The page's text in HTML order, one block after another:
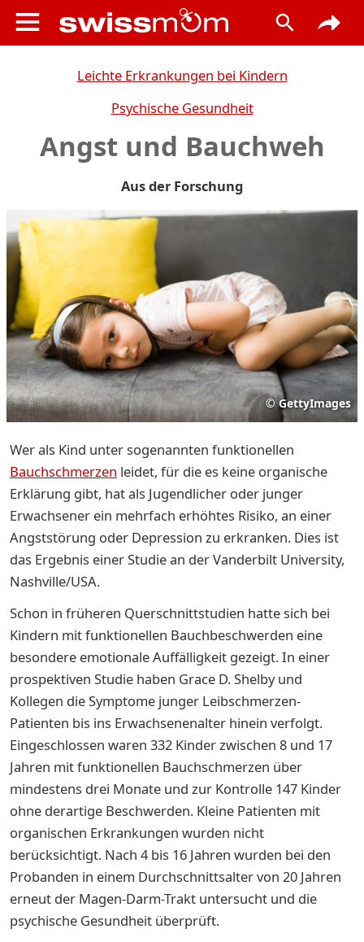
Leichte Erkrankungen bei Kindern
Psychische Gesundheit
Angst und Bauchweh
Aus der Forschung
© GettyImages
Wer als Kind unter sogenannten funktionellen
Bauchschmerzen leidet, für die es keine organische
Erklärung gibt, hat als Jugendlicher oder junger
Erwachsener ein mehrfach erhöhtes Risiko, an einer
Angststörung oder Depression zu erkranken. Dies ist
das Ergebnis einer Studie an der Vanderbilt University,
Nashville/USA.
Schon in früheren Querschnittstudien hatte sich bei
Kindern mit funktionellen Bauchbeschwerden eine
besondere emotionale Auffälligkeit gezeigt. In einer
prospektiven Studie haben Grace D. Shelby und
Kollegen die Symptome junger Leibschmerzen-
Patienten bis ins Erwachsenenalter hinein verfolgt.
Eingeschlossen waren 332 Kinder zwischen 8 und 17
Jahren mit funktionellen Bauchschmerzen über
mindestens drei Monate und zur Kontrolle 147 Kinder
ohne derartige Beschwerden. Kleine Patienten mit
organischen Erkrankungen wurden nicht
berücksichtigt. Nach 4 bis 16 Jahren wurden bei den
Probanden in einem Durchschnittsalter von 20 Jahren
erneut der Magen-Darm-Trakt untersucht und die
psychische Gesundheit überprüft.